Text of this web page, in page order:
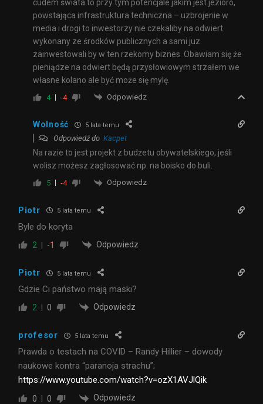
cudem świata to przy tym potencjale jakim jest jezioro,
powstająca infrastruktura techniczna – uzbrojenie w
media i drogi to inwestorzy nie czekaliby na odwiert
wykonany ze środków publicznych a sami juz
zainwestowali by w ten rzekomy biznes. Obawiam się że
pieniądze na odwiert będą przysłowiowym strzałem we
własne kolano ale być może się mylę.
4 -4 Odpowiedz
Wolność 5 lata temu
Odpowiedź do Kacpet
Na razie to jest projekt z budżetu obywatelskiego, jeśli
wolisz możesz zagłosować np. na boisko do buli.
5 -4 Odpowiedz
Piotr 5 lata temu
Byle do koryta
2 -1 Odpowiedz
Piotr 5 lata temu
Gdzie Ci państwo mają maski?
2 0 Odpowiedz
profesor 5 lata temu
Prawda o testach na COVID – Randy Hillier – dowody
naukowe kontra “paranoja strachu”;
https://www.youtube.com/watch?v=ozX1AVJlQik
0 0 Odpowiedz